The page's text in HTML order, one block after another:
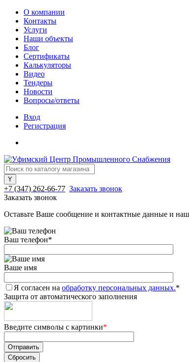
О компании
Контакты
Услуги
Наши объекты
Блог
Сертификаты
Калькуляторы
Видео
Тендеры
Новости
Вопросы/ответы
Вход
Регистрация
+7 (347) 262-66-77 Заказать звонок
Заказать звонок
Оставьте Ваше сообщение и контактные данные и
Ваш телефон*
Ваше имя
Я согласен на обработку персональных данных.*
Защита от автоматического заполнения
Введите символы с картинки*